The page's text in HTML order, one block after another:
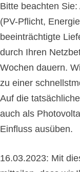
Bitte beachten
(PV-Pflicht,
beeinträchtigte
durch Ihren
Wochen dauern.
zu einer
Auf die
auch als
Einfluss ausüben.
16.03.2023: Mit